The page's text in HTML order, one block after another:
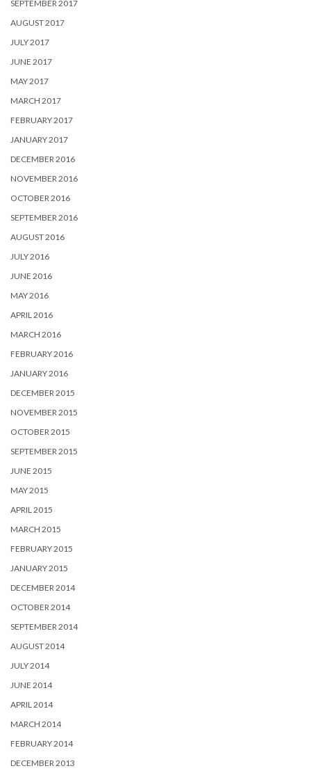
SEPTEMBER 2017
AUGUST 2017
JULY 2017
JUNE 2017
MAY 2017
MARCH 2017
FEBRUARY 2017
JANUARY 2017
DECEMBER 2016
NOVEMBER 2016
OCTOBER 2016
SEPTEMBER 2016
AUGUST 2016
JULY 2016
JUNE 2016
MAY 2016
APRIL 2016
MARCH 2016
FEBRUARY 2016
JANUARY 2016
DECEMBER 2015
NOVEMBER 2015
OCTOBER 2015
SEPTEMBER 2015
JUNE 2015
MAY 2015
APRIL 2015
MARCH 2015
FEBRUARY 2015
JANUARY 2015
DECEMBER 2014
OCTOBER 2014
SEPTEMBER 2014
AUGUST 2014
JULY 2014
JUNE 2014
APRIL 2014
MARCH 2014
FEBRUARY 2014
DECEMBER 2013